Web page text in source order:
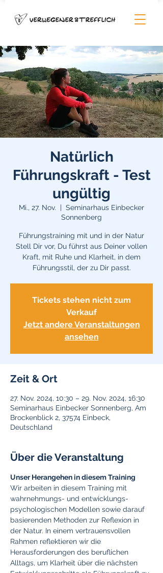
Natürlich
Führungskraft - Test
ungültig
Mi., 27. Nov.
  |
Seminarhaus Einbecker
Sonnenberg
Führungstraining mit und in der Natur
Stell Dir vor, Du führst aus Deiner vollen
Kraft, mit Ruhe und Klarheit, in dem
Führungsstil, der zu Dir passt.
Tickets stehen nicht zum
Verkauf
Jetzt andere Veranstaltungen
ansehen
Zeit & Ort
27. Nov. 2024, 10:30 – 29. Nov. 2024, 16:30
Seminarhaus Einbecker Sonnenberg, Am
Brockenblick 2, 37574 Einbeck,
Deutschland
Über die Veranstaltung
Unser Herangehen in diesem Training
Wir arbeiten in diesem Training mit
wahrnehmungs- und entwicklungs-
psychologischen Modellen sowie darauf
basierenden Methoden zur Reflexion in
der Natur. In einem vertrauensvollen
Rahmen reflektieren wir die
Herausforderungen des beruflichen
Alltags, um Klarheit über die nächsten